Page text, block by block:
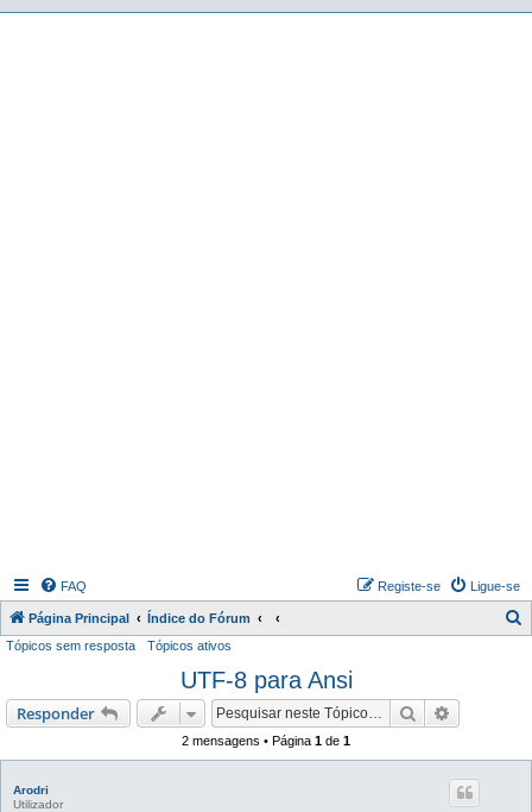
FAQ Ligue-se
Registe-se
Página Principal Índice do Fórum
i
Tópicos sem resposta Tópicos ativos
UTF-8 para Ansi
Responder Pesquisar
2 mensagens • Página 1 de 1
Arodri
Utilizador